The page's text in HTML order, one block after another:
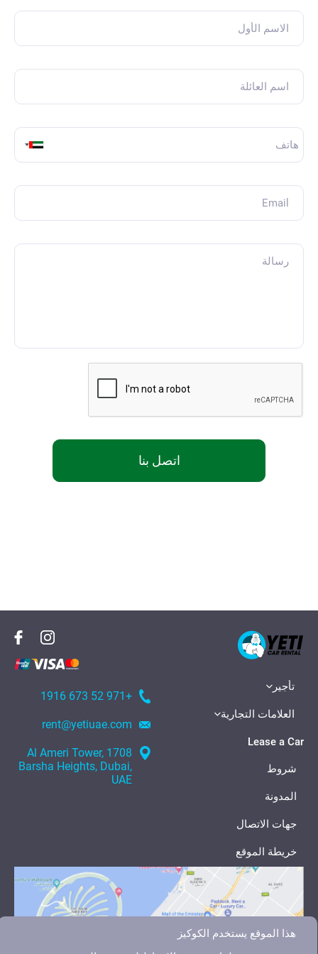
اتصل بنا
تأجير
العلامات التجارية
Lease a Car
شروط
المدونة
جهات الاتصال
خريطة الموقع
+971 52 673 1916
rent@yetiuae.com
1708 Al Ameri Tower,
Barsha Heights, Dubai,
UAE
هذا الموقع يستخدم الكوكيز